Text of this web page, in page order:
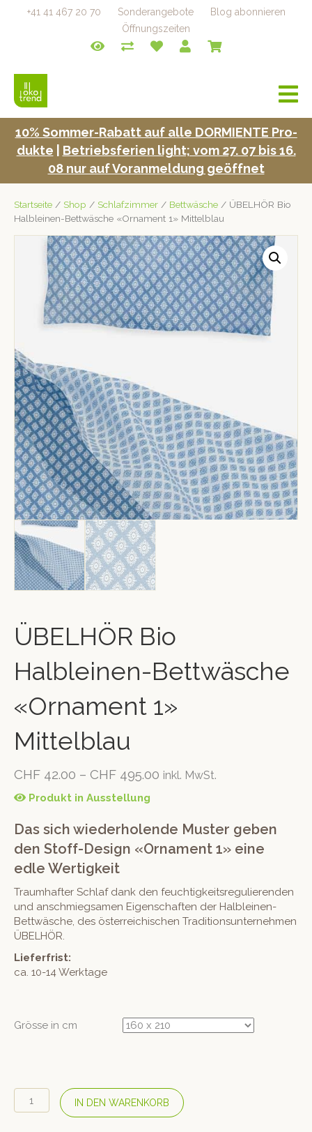
+41 41 467 20 70 Sonderangebote
Blog abonnieren
Öffnungszeiten
a
v
i
10% Som­mer-Rabatt auf alle DORMIENTE Pro­
duk­te
Betrieb­s­fe­rien light; vom 27. 07 bis 16.
08 nur auf Voran­mel­dung geöffnet
Startseite / Shop / Schlafzimmer / Bettwäsche / ÜBELHÖR Bio
Halbleinen-Bettwäsche «Ornament 1» Mittelblau
ÜBELHÖR Bio
Halbleinen-Bettwäsche
«Ornament 1»
Mittelblau
CHF 42.00 – CHF 495.00 inkl. MwSt.
Produkt in Ausstellung
Das sich wiederholende Muster geben
den Stoff-Design «Ornament 1» eine
edle Wertigkeit
Traumhafter Schlaf dank den feuchtigkeitsregulierenden
und anschmiegsamen Eigenschaften der Halbleinen-
Bettwäsche, des österreichischen Traditionsunternehmen
ÜBELHÖR.
Lieferfrist:
ca. 10-14 Werktage
Grösse in cm
ÜBELHÖR
Bio
IN DEN WARENKORB